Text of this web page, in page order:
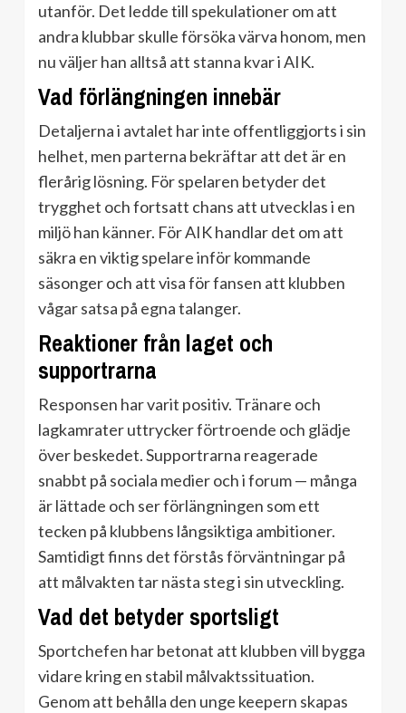
utanför. Det ledde till spekulationer om att
andra klubbar skulle försöka värva honom, men
nu väljer han alltså att stanna kvar i AIK.
Vad förlängningen innebär
Detaljerna i avtalet har inte offentliggjorts i sin
helhet, men parterna bekräftar att det är en
flerårig lösning. För spelaren betyder det
trygghet och fortsatt chans att utvecklas i en
miljö han känner. För AIK handlar det om att
säkra en viktig spelare inför kommande
säsonger och att visa för fansen att klubben
vågar satsa på egna talanger.
Reaktioner från laget och
supportrarna
Responsen har varit positiv. Tränare och
lagkamrater uttrycker förtroende och glädje
över beskedet. Supportrarna reagerade
snabbt på sociala medier och i forum — många
är lättade och ser förlängningen som ett
tecken på klubbens långsiktiga ambitioner.
Samtidigt finns det förstås förväntningar på
att målvakten tar nästa steg i sin utveckling.
Vad det betyder sportsligt
Sportchefen har betonat att klubben vill bygga
vidare kring en stabil målvaktssituation.
Genom att behålla den unge keepern skapas